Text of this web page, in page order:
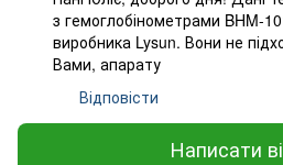
з гемоглобінометрами BHM-
виробника Lysun. Вони не
Вами, апарату
Відповісти
Написати